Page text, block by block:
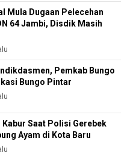
Mula Dugaan Pelecehan
64 Jambi, Disdik Masih
Pemkab Bungo
Bungo Pintar
Kabur Saat Polisi Gerebek
Ayam di Kota Baru